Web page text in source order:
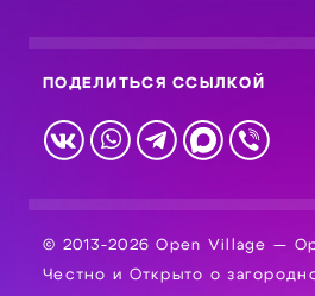
ПОДЕЛИТЬСЯ ССЫЛКОЙ
© 2013-2026 Open Village —
Честно и Открыто о